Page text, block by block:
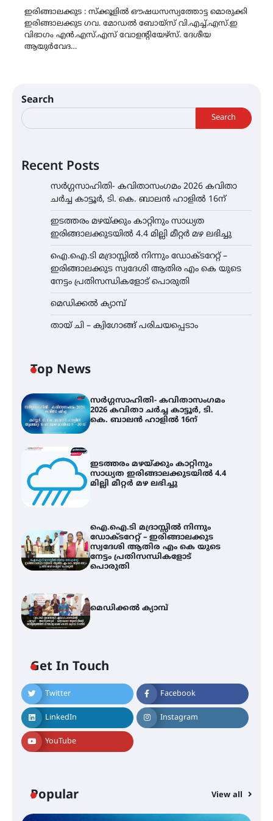
ഇരിങ്ങാലക്കുട : സ്ക്കൂളിൽ ഔഷധസസ്യത്തോട്ട മൊരുക്കി
ഇരിങ്ങാലക്കുട ഗവ. മോഡൽ ബോയ്സ് വി.എച്ച്.എസ്.ഇ
വിഭാഗം എൻ.എസ്.എസ് വോളന്റിയേഴ്സ്. ദേശീയ
ആയുർവേദ…
Search
Search
Recent Posts
സർഗ്ഗസാഹിതി- കവിതാസംഗമം 2026 കവിതാ
ചർച്ച കാട്ടൂർ, ടി. കെ. ബാലൻ ഹാളിൽ 16ന്
ഇടത്തരം മഴയ്ക്കും കാറ്റിനും സാധ്യത
ഇരിങ്ങാലക്കുടയിൽ 4.4 മില്ലി മീറ്റർ മഴ ലഭിച്ചു
ഐ.ഐ.ടി മദ്രാസ്സിൽ നിന്നും ഡോക്ടറേറ്റ് –
ഇരിങ്ങാലക്കുട സ്വദേശി ആതിര എം കെ യുടെ
നേട്ടം പ്രതിസന്ധികളോട് പൊരുതി
മെഡിക്കൽ ക്യാമ്പ്
തായ് ചി – ക്വിഗോങ്ങ് പരിചയപ്പെടാം
Top News
സർഗ്ഗസാഹിതി- കവിതാസംഗമം
2026 കവിതാ ചർച്ച കാട്ടൂർ, ടി.
കെ. ബാലൻ ഹാളിൽ 16ന്
ഇടത്തരം മഴയ്ക്കും കാറ്റിനും
സാധ്യത ഇരിങ്ങാലക്കുടയിൽ 4.4
മില്ലി മീറ്റർ മഴ ലഭിച്ചു
ഐ.ഐ.ടി മദ്രാസ്സിൽ നിന്നും
ഡോക്ടറേറ്റ് – ഇരിങ്ങാലക്കുട
സ്വദേശി ആതിര എം കെ യുടെ
നേട്ടം പ്രതിസന്ധികളോട്
പൊരുതി
മെഡിക്കൽ ക്യാമ്പ്
Get In Touch
Twitter Facebook
LinkedIn Instagram
YouTube
Popular View all
മില്ലി മീറ്റർ മഴ ലഭിച്ചു
ഐ.ഐ.ടി മദ്രാസ്സിൽ നിന്നും
ഡോക്ടറേറ്റ് – ഇരിങ്ങാലക്കുട
സ്വദേശി ആതിര എം കെ യുടെ
നേട്ടം പ്രതിസന്ധികളോട് പൊരുതി